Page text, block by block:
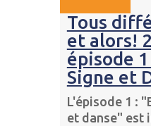
Tous
et alors!
épisode
Signe et
L'épisode 1 :
et danse" est